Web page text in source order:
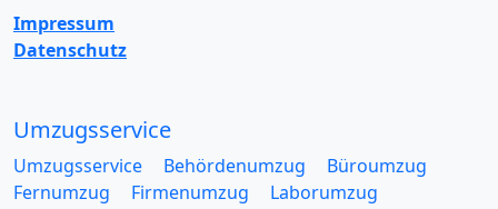
Impressum
Datenschutz
Umzugsservice
Umzugsservice Behördenumzug
Büroumzug
Fernumzug
Firmenumzug
Laborumzug